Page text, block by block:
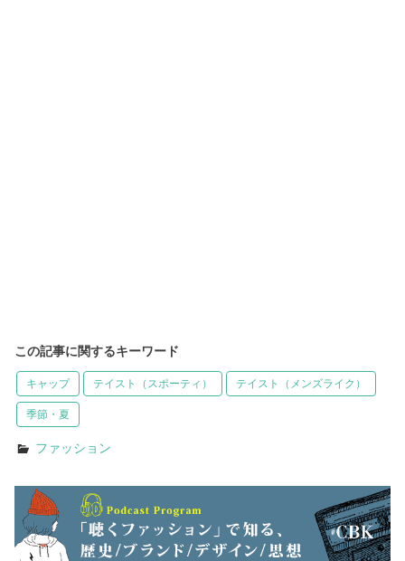
この記事に関するキーワード
キャップ テイスト（スポーティ） テイスト（メンズライク）
季節・夏
ファッション